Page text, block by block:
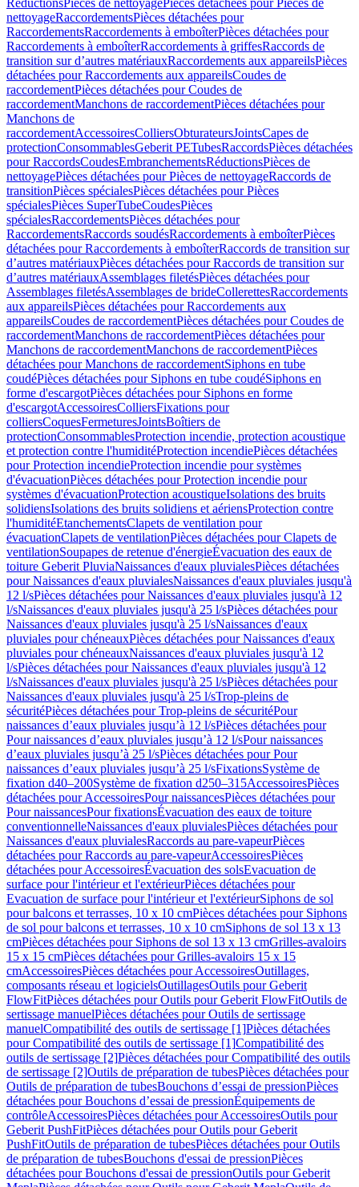
RéductionsPièces de nettoyagePièces détachées pour Pièces de
nettoyageRaccordementsPièces détachées pour
RaccordementsRaccordements à emboîterPièces détachées pour
Raccordements à emboîterRaccordements à griffesRaccords de
transition sur d’autres matériauxRaccordements aux appareilsPièces
détachées pour Raccordements aux appareilsCoudes de
raccordementPièces détachées pour Coudes de
raccordementManchons de raccordementPièces détachées pour
Manchons de
raccordementAccessoiresColliersObturateursJointsCapes de
protectionConsommablesGeberit PETubesRaccordsPièces détachées
pour RaccordsCoudesEmbranchementsRéductionsPièces de
nettoyagePièces détachées pour Pièces de nettoyageRaccords de
transitionPièces spécialesPièces détachées pour Pièces
spécialesPièces SuperTubeCoudesPièces
spécialesRaccordementsPièces détachées pour
RaccordementsRaccords soudésRaccordements à emboîterPièces
détachées pour Raccordements à emboîterRaccords de transition sur
d’autres matériauxPièces détachées pour Raccords de transition sur
d’autres matériauxAssemblages filetésPièces détachées pour
Assemblages filetésAssemblages de brideCollerettesRaccordements
aux appareilsPièces détachées pour Raccordements aux
appareilsCoudes de raccordementPièces détachées pour Coudes de
raccordementManchons de raccordementPièces détachées pour
Manchons de raccordementManchons de raccordementPièces
détachées pour Manchons de raccordementSiphons en tube
coudéPièces détachées pour Siphons en tube coudéSiphons en
forme d'escargotPièces détachées pour Siphons en forme
d'escargotAccessoiresColliersFixations pour
colliersCoquesFermeturesJointsBoîtiers de
protectionConsommablesProtection incendie, protection acoustique
et protection contre l'humiditéProtection incendiePièces détachées
pour Protection incendieProtection incendie pour systèmes
d'évacuationPièces détachées pour Protection incendie pour
systèmes d'évacuationProtection acoustiqueIsolations des bruits
solidiensIsolations des bruits solidiens et aériensProtection contre
l'humiditéEtanchementsClapets de ventilation pour
évacuationClapets de ventilationPièces détachées pour Clapets de
ventilationSoupapes de retenue d'énergieÉvacuation des eaux de
toiture Geberit PluviaNaissances d'eaux pluvialesPièces détachées
pour Naissances d'eaux pluvialesNaissances d'eaux pluviales jusqu'à
12 l/sPièces détachées pour Naissances d'eaux pluviales jusqu'à 12
l/sNaissances d'eaux pluviales jusqu'à 25 l/sPièces détachées pour
Naissances d'eaux pluviales jusqu'à 25 l/sNaissances d'eaux
pluviales pour chéneauxPièces détachées pour Naissances d'eaux
pluviales pour chéneauxNaissances d'eaux pluviales jusqu'à 12
l/sPièces détachées pour Naissances d'eaux pluviales jusqu'à 12
l/sNaissances d'eaux pluviales jusqu'à 25 l/sPièces détachées pour
Naissances d'eaux pluviales jusqu'à 25 l/sTrop-pleins de
sécuritéPièces détachées pour Trop-pleins de sécuritéPour
naissances d’eaux pluviales jusqu’à 12 l/sPièces détachées pour
Pour naissances d’eaux pluviales jusqu’à 12 l/sPour naissances
d’eaux pluviales jusqu’à 25 l/sPièces détachées pour Pour
naissances d’eaux pluviales jusqu’à 25 l/sFixationsSystème de
fixation d40–200Système de fixation d250–315AccessoiresPièces
détachées pour AccessoiresPour naissancesPièces détachées pour
Pour naissancesPour fixationsÉvacuation des eaux de toiture
conventionnelleNaissances d'eaux pluvialesPièces détachées pour
Naissances d'eaux pluvialesRaccords au pare-vapeurPièces
détachées pour Raccords au pare-vapeurAccessoiresPièces
détachées pour AccessoiresÉvacuation des solsEvacuation de
surface pour l'intérieur et l'extérieurPièces détachées pour
Evacuation de surface pour l'intérieur et l'extérieurSiphons de sol
pour balcons et terrasses, 10 x 10 cmPièces détachées pour Siphons
de sol pour balcons et terrasses, 10 x 10 cmSiphons de sol 13 x 13
cmPièces détachées pour Siphons de sol 13 x 13 cmGrilles-avaloirs
15 x 15 cmPièces détachées pour Grilles-avaloirs 15 x 15
cmAccessoiresPièces détachées pour AccessoiresOutillages,
composants réseau et logicielsOutillagesOutils pour Geberit
FlowFitPièces détachées pour Outils pour Geberit FlowFitOutils de
sertissage manuelPièces détachées pour Outils de sertissage
manuelCompatibilité des outils de sertissage [1]Pièces détachées
pour Compatibilité des outils de sertissage [1]Compatibilité des
outils de sertissage [2]Pièces détachées pour Compatibilité des outils
de sertissage [2]Outils de préparation de tubesPièces détachées pour
Outils de préparation de tubesBouchons d’essai de pressionPièces
détachées pour Bouchons d’essai de pressionÉquipements de
contrôleAccessoiresPièces détachées pour AccessoiresOutils pour
Geberit PushFitPièces détachées pour Outils pour Geberit
PushFitOutils de préparation de tubesPièces détachées pour Outils
de préparation de tubesBouchons d'essai de pressionPièces
détachées pour Bouchons d'essai de pressionOutils pour Geberit